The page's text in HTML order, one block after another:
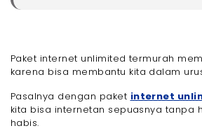
- 2. Paket Internet Unlimited
dari MyRepublic
- 3. Kartu Perdana XL Xtra Combo
- 4. Kartu Perdana Telkomsel -
Paket internet unlimited termurah
karena bisa membantu kita dalam
Pasalnya dengan paket internet
kita bisa internetan sepuasnya tanpa
habis.